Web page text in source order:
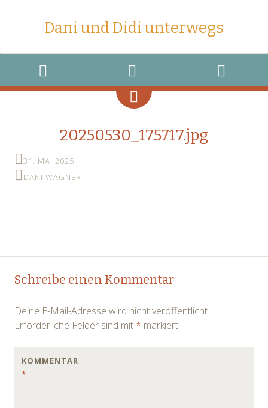
Dani und Didi unterwegs
MENU
WIDGETS
SEARCH
20250530_175717.jpg
31. MAI 2025
DANI WAGNER
Post
Schreibe einen Kommentar
Deine E-Mail-Adresse wird nicht veröffentlicht.
Erforderliche Felder sind mit * markiert
KOMMENTAR
*